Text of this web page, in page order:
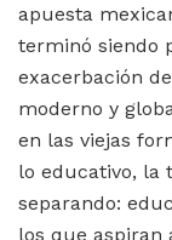
apuesta
terminó siendo
exacerbación
moderno y
en las viejas
lo educativo, la
separando:
los que aspiran